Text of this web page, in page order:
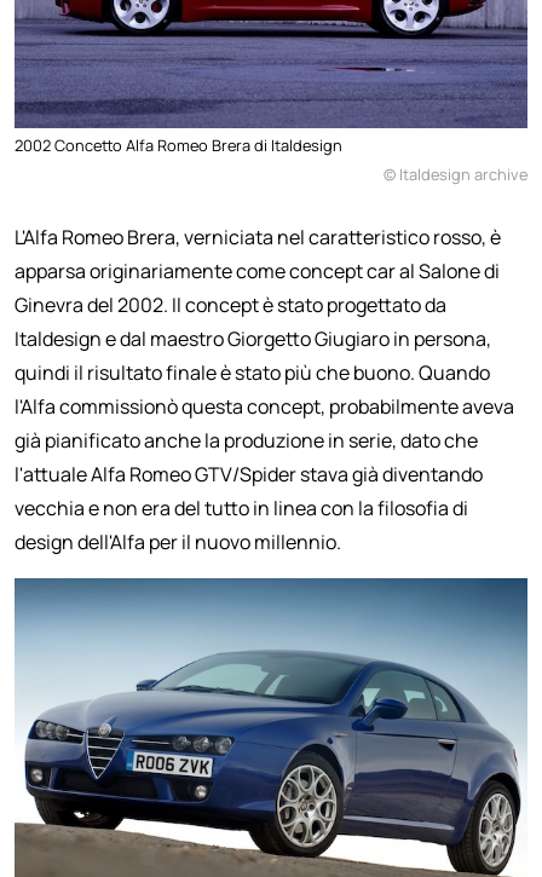
2002 Concetto Alfa Romeo Brera di Italdesign
© Italdesign archive
L'Alfa Romeo Brera, verniciata nel caratteristico rosso, è
apparsa originariamente come concept car al Salone di
Ginevra del 2002. Il concept è stato progettato da
Italdesign e dal maestro Giorgetto Giugiaro in persona,
quindi il risultato finale è stato più che buono. Quando
l'Alfa commissionò questa concept, probabilmente aveva
già pianificato anche la produzione in serie, dato che
l'attuale Alfa Romeo GTV/Spider stava già diventando
vecchia e non era del tutto in linea con la filosofia di
design dell'Alfa per il nuovo millennio.